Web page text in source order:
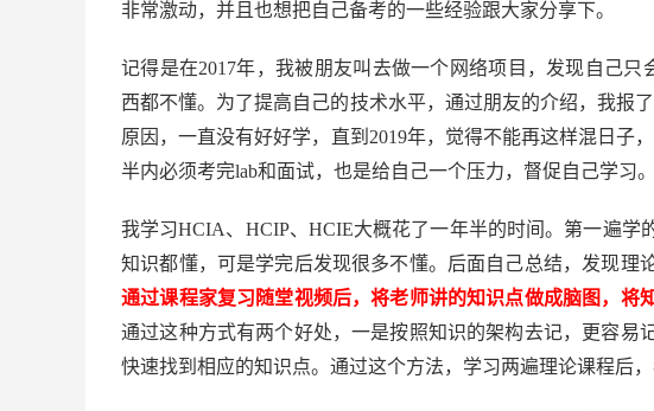
非常激动，并且也想把自己备考的一些经验跟大家分享下。
记得是在2017年，我被朋友叫去做一个网络项目，发现自己只
西都不懂。为了提高自己的技术水平，通过朋友的介绍，我报
原因，一直没有好好学，直到2019年，觉得不能再这样混日子
半内必须考完lab和面试，也是给自己一个压力，督促自己学习。
我学习HCIA、HCIP、HCIE大概花了一年半的时间。第一遍学
知识都懂，可是学完后发现很多不懂。后面自己总结，发现理
通过课程家复习随堂视频后，将老师讲的知识点做成脑图，将
通过这种方式有两个好处，一是按照知识的架构去记，更容易
快速找到相应的知识点。通过这个方法，学习两遍理论课程后